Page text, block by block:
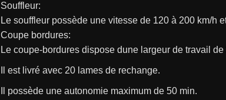
Souffleur:
Le souffleur possède une vitesse de 120 à 200 km/h
Coupe bordures:
Le coupe-bordures dispose dune largeur de travail
Il est livré avec 20 lames de rechange.
Il possède une autonomie maximum de 50 min.